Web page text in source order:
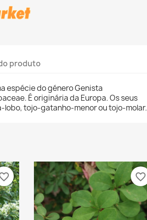
produto
espécie do género Genista
É originária da Europa. Os seus
lobo, tojo-gatanho-menor ou tojo-molar.
favorite_border